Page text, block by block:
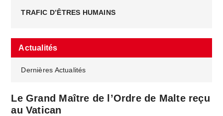
TRAFIC D’ÊTRES HUMAINS
Actualités
Dernières Actualités
Le Grand Maître de l’Ordre de Malte reçu
au Vatican